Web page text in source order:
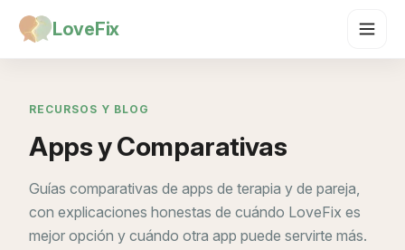
LoveFix
RECURSOS Y BLOG
Apps y Comparativas
Guías comparativas de apps de terapia y de pareja,
con explicaciones honestas de cuándo LoveFix es
mejor opción y cuándo otra app puede servirte más.